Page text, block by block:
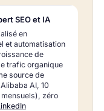
SEO et IA
en
et automatisation
de
trafic organique
source de
AI, 10
zéro